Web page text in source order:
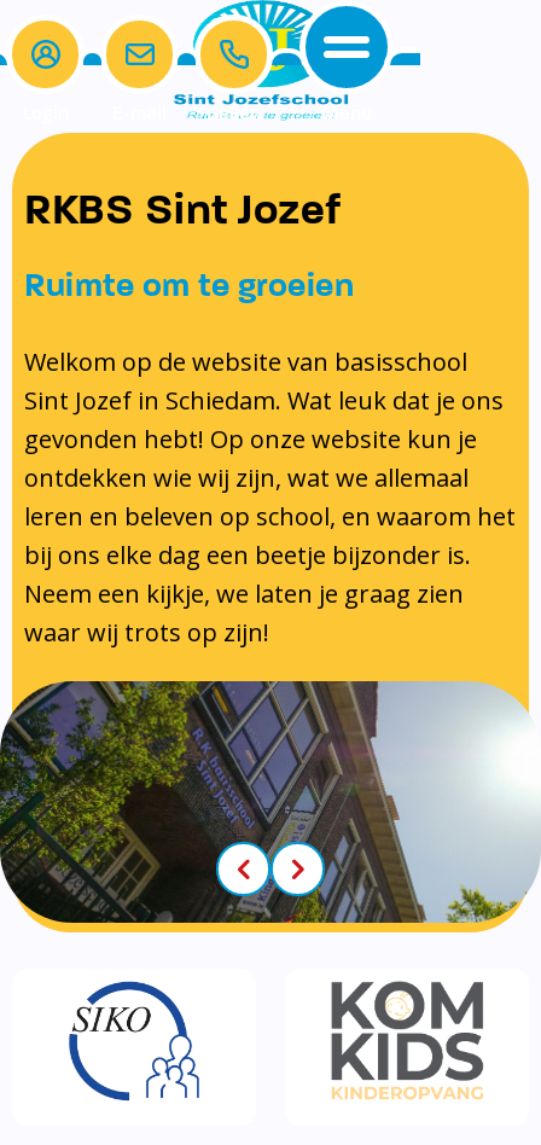
Home
De school
Schoolregels
Formulieren
Schoolgids en kalender
Kalender 2025-2026
Schooltijden
Ons Team
Gymrooster
Vakanties en Lesvrije dagen
Klachtenregeling
Privacy regelement
Partners
Ouders
Ouders
Medezeggenschapsraad
Ouderbijdrage
Samen Leren
Lezen
Taal
Rekenen
Protocollen
Protocol omgang met gescheiden
ouders
Pestprotocol
Gedragsprotocol
Luizenprotocol
Inspectie en leerplicht
Inschrijven en indelen van leerlingen
Tussenschoolse opvang
Voorschoolse- en naschoolse
opvang
Contact
Bellen Menu
RKBS Sint Jozef
Ruimte om te groeien
Welkom op de website van basisschool
Sint Jozef in Schiedam. Wat leuk dat je ons
gevonden hebt! Op onze website kun je
ontdekken wie wij zijn, wat we allemaal
leren en beleven op school, en waarom het
bij ons elke dag een beetje bijzonder is.
Neem een kijkje, we laten je graag zien
waar wij trots op zijn!